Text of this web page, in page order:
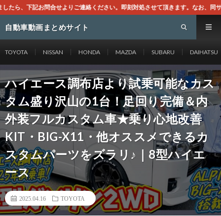
ださい。即刻対処させて頂きます。なお、同サイトはGoogleアドセンスによ
自動車動画まとめサイト
TOYOTA NISSAN HONDA MAZDA SUBARU DAIHATSU
ハイエース調布店より試乗可能なカス
タム盛り沢山の1台！足回り完備＆内
外装フルカスタム車★乗り心地改善
KIT・BIG-X11・他オススメできるカ
スタムパーツをズラリ♪｜8型ハイエ
ース
2025.04.16 TOYOTA